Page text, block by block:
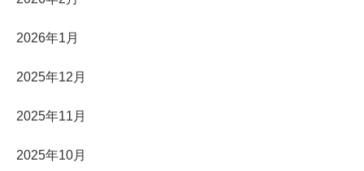
2026年1月
2025年12月
2025年11月
2025年10月